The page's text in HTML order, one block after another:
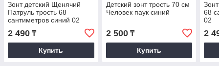
Зонт детский Щенячий
Патруль трость 68
сантиметров синий 02
2 490 ₸
Купить
Детский зонт трость 70 см
Человек паук синий
2 500₸
Купить
68
02
2